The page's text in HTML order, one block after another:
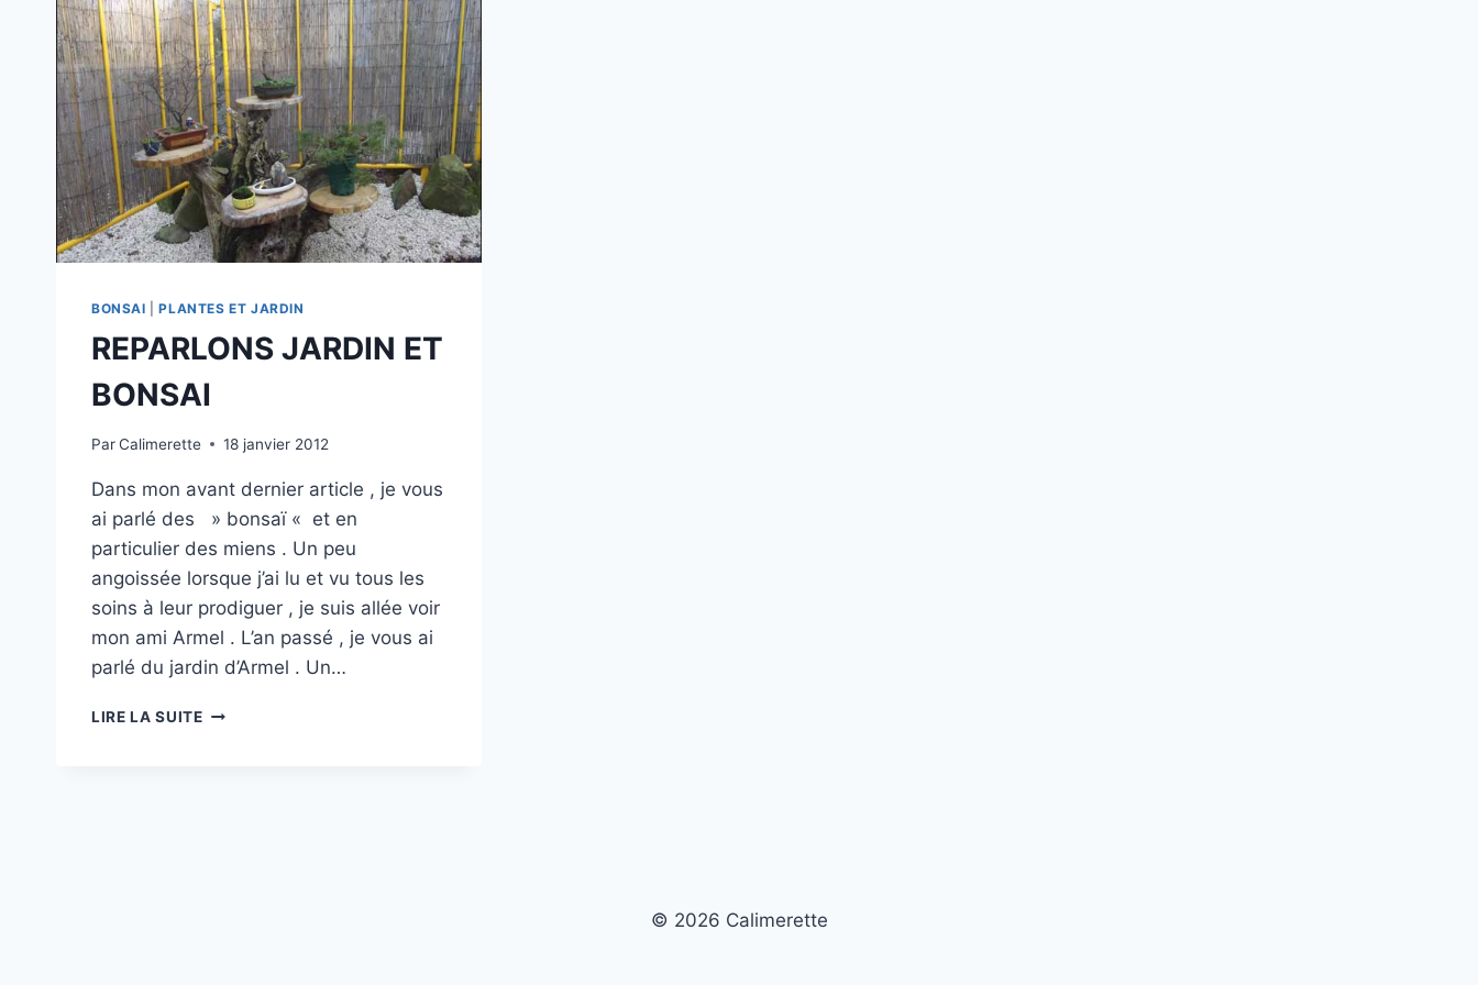
BONSAI |PLANTES ET JARDIN
REPARLONS JARDIN ET
BONSAI
ParCalimerette 18 janvier 2012
Dans mon avant dernier article , je vous
ai parlé des » bonsaï « et en
particulier des miens . Un peu
angoissée lorsque j’ai lu et vu tous les
soins à leur prodiguer , je suis allée voir
mon ami Armel . L’an passé , je vous ai
parlé du jardin d’Armel . Un…
LIRE LA SUITEREPARLONS
© 2026 Calimerette